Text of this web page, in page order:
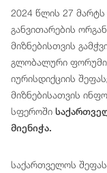
2024 წლის 27
განვითარების
მიზნებისთვის
გლობალური
იურისდიქციის
მიზნებისათვის
სფეროში
მიენიჭა.
საქართველოს